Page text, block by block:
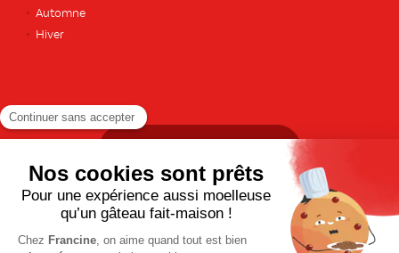
Automne
Hiver
Pour votre santé, pratiquez une activité physique régulière. Plus
d’infos surwww.mangerbouger.fr